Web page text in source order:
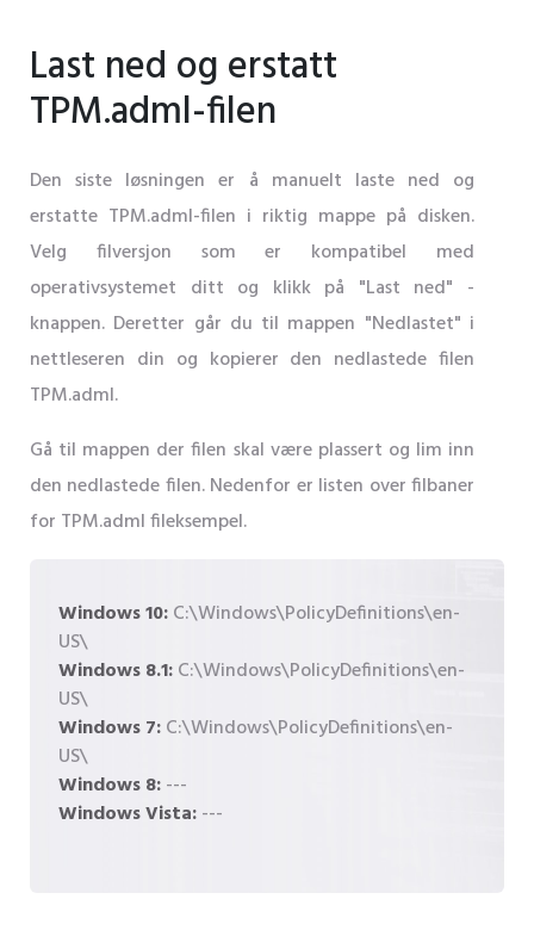
Last ned og erstatt
TPM.adml-filen
Den siste løsningen er å manuelt laste ned og
erstatte TPM.adml-filen i riktig mappe på disken.
Velg filversjon som er kompatibel med
operativsystemet ditt og klikk på "Last ned" -
knappen. Deretter går du til mappen "Nedlastet" i
nettleseren din og kopierer den nedlastede filen
TPM.adml.
Gå til mappen der filen skal være plassert og lim inn
den nedlastede filen. Nedenfor er listen over filbaner
for TPM.adml fileksempel.
Windows 10:C:\Windows\PolicyDefinitions\en-
US\
Windows 8.1:C:\Windows\PolicyDefinitions\en-
US\
Windows 7:C:\Windows\PolicyDefinitions\en-
US\
Windows 8:---
Windows Vista:---